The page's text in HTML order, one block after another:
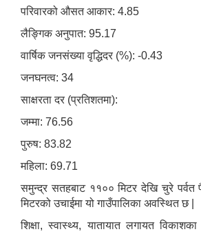
परिवारको औसत आकार: 4.85
लैङ्गिक अनुपात: 95.17
वार्षिक जनसंख्या वृद्धिदर (%): -0.43
जनघनत्व: 34
साक्षरता दर (प्रतिशतमा):
जम्मा: 76.56
पुरुष: 83.82
महिला: 69.71
समुन्द्र सतहबाट ११०० मिटर देखि चुरे
मिटरको उचाईमा यो गाउँपालिका अवस्थित छ |
शिक्षा, स्वास्थ्य, यातायात लगायत विकाशका